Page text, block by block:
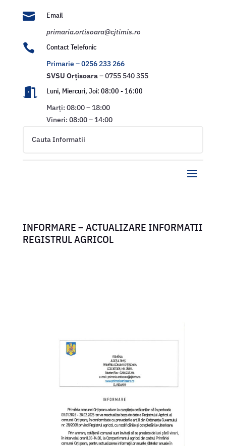

Email
primaria.ortisoara@cjtimis.ro

Contact Telefonic
Primarie – 0256 233 266
SVSU Orțisoara– 0755 540 355

Luni, Miercuri, Joi: 08:00 - 16:00
Marți: 08:00 – 18:00
Vineri: 08:00 – 14:00
INFORMARE – ACTUALIZARE INFORMATII
REGISTRUL AGRICOL